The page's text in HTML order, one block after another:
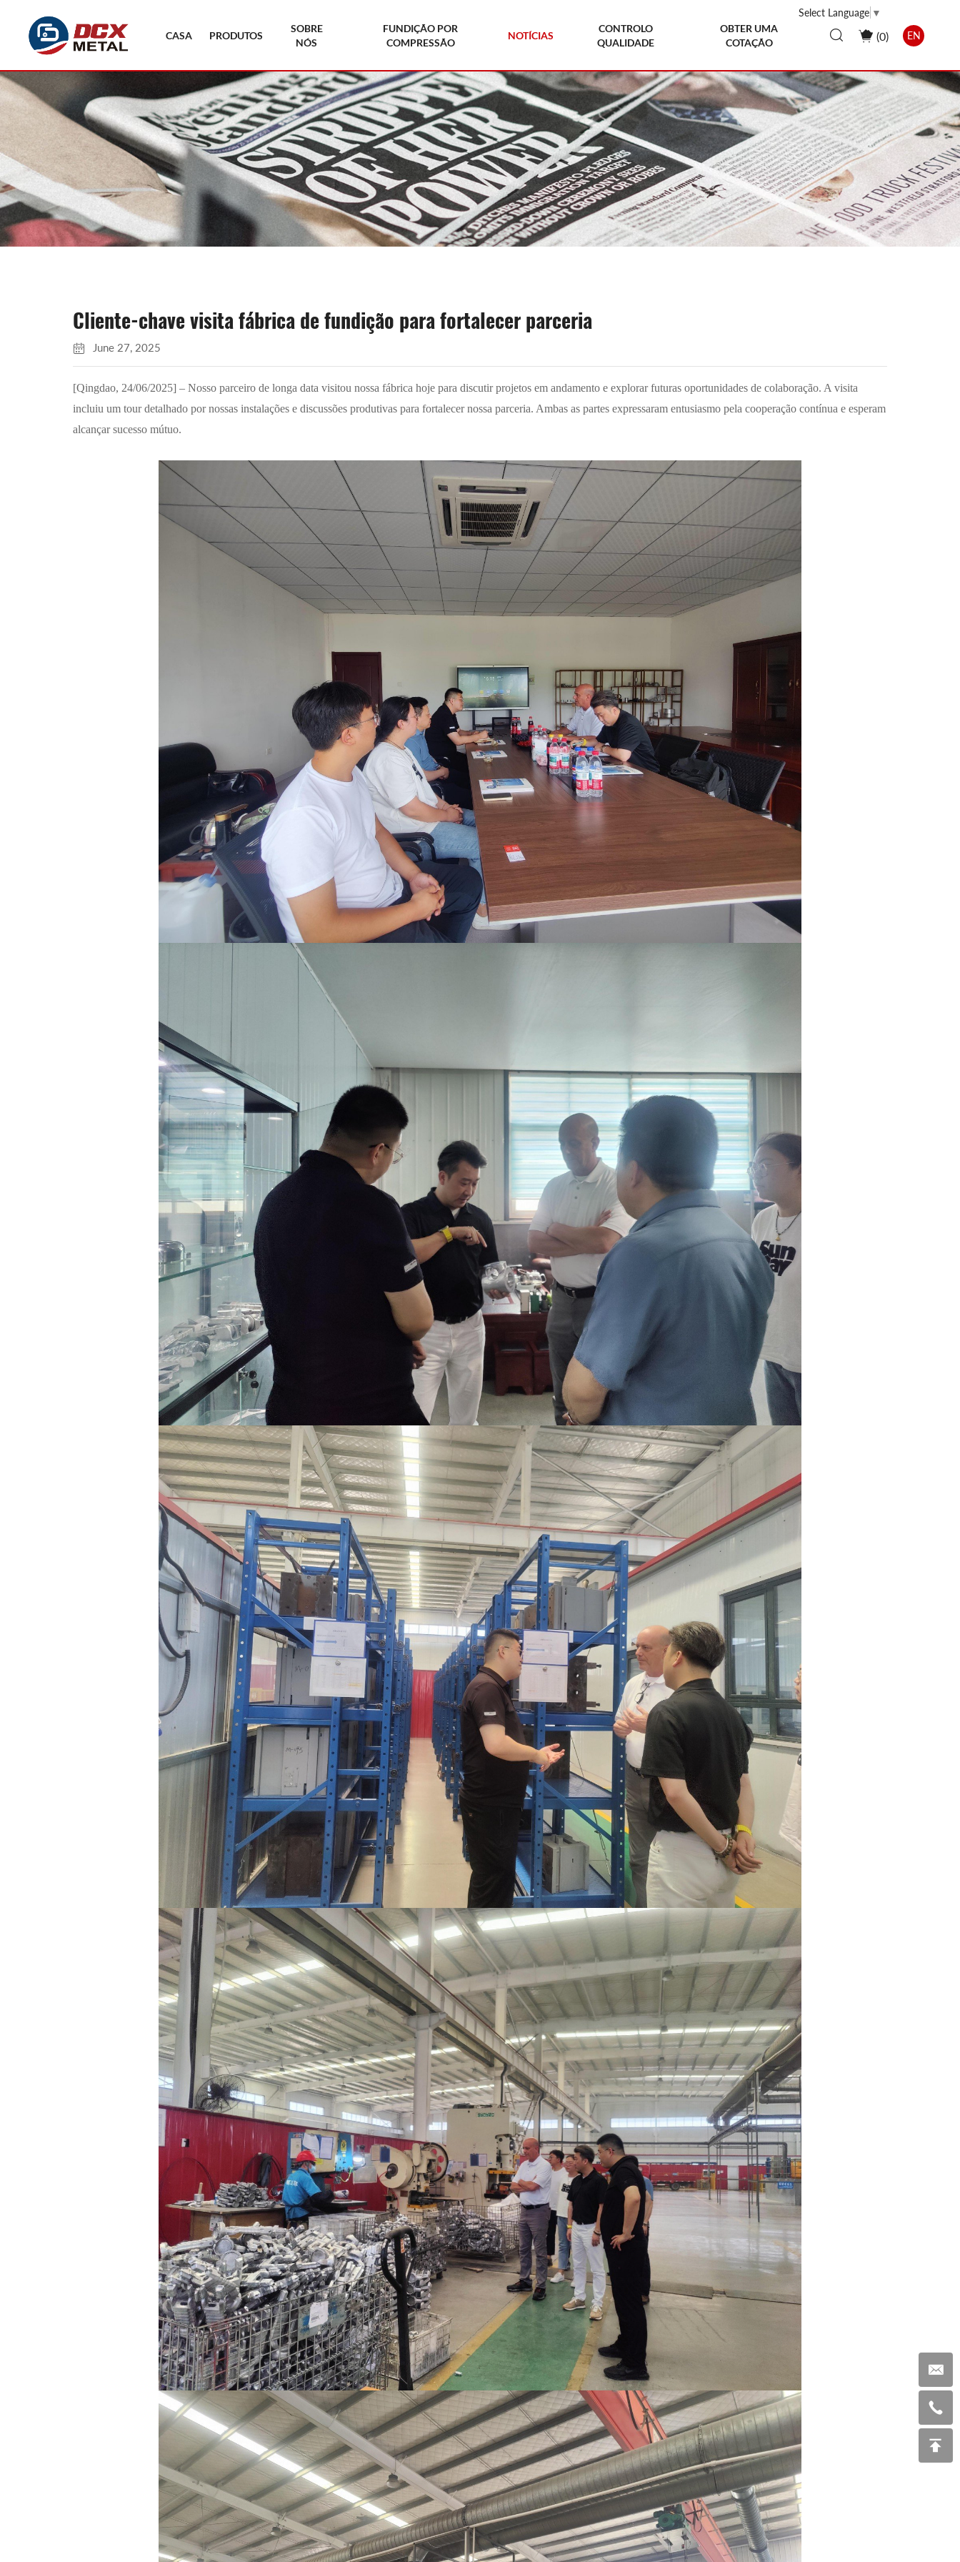
CASA PRODUTOS
SOBRE
NÓS
FUNDIÇÃO POR
COMPRESSÃO
NOTÍCIAS
CONTROLO
QUALIDADE
OBTER UMA
COTAÇÃO
Select Language ▼
(0) EN
Cliente-chave visita fábrica de fundição para fortalecer parceria
June 27, 2025
[Qingdao, 24/06/2025] – Nosso parceiro de longa data visitou nossa fábrica hoje para discutir projetos em andamento e explorar futuras oportunidades de colaboração. A visita
incluiu um tour detalhado por nossas instalações e discussões produtivas para fortalecer nossa parceria. Ambas as partes expressaram entusiasmo pela cooperação contínua e esperam
alcançar sucesso mútuo.